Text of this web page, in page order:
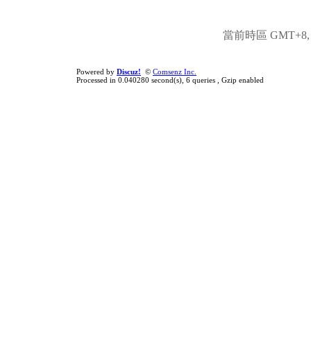
當前時區 GMT+8,
Powered by Discuz! © Comsenz Inc.
Processed in 0.040280 second(s), 6 queries , Gzip enabled